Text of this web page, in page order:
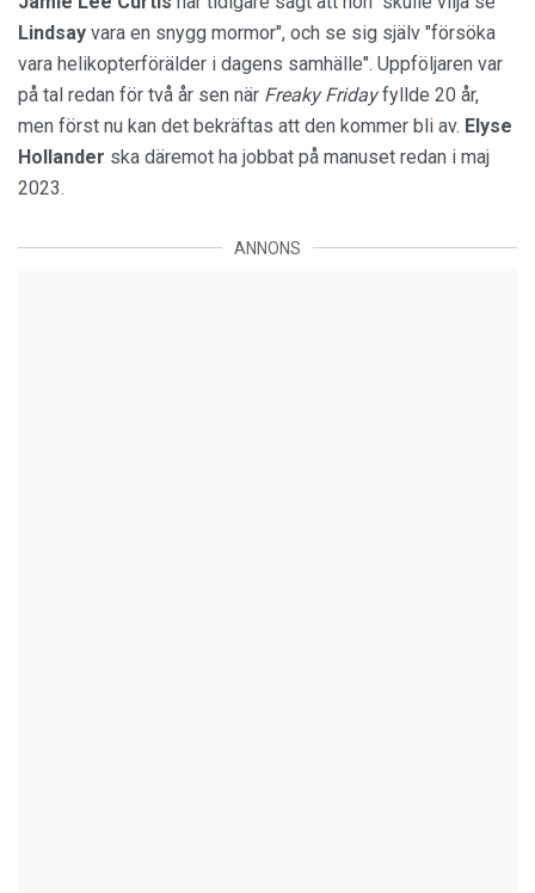
Lindsay vara en snygg mormor", och se sig själv "försöka
vara helikopterförälder i dagens samhälle". Uppföljaren var
på tal redan för två år sen när Freaky Fridayfyllde 20 år,
men först nu kan det bekräftas att den kommer bli av. Elyse
Hollander ska däremot ha jobbat på manuset redan i maj
2023.
ANNONS